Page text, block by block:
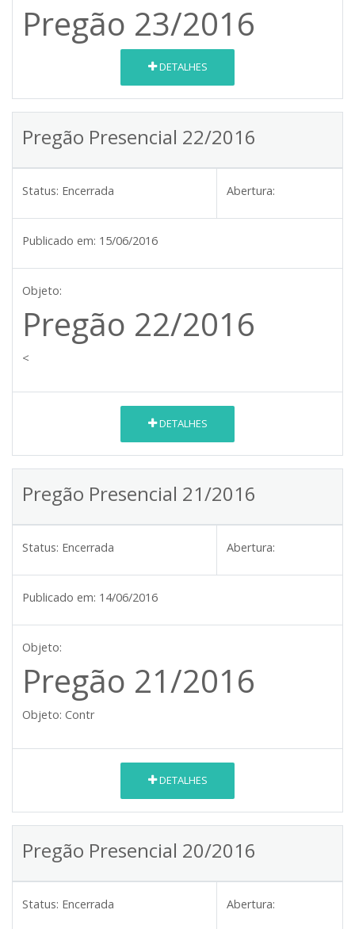
Pregão 23/2016
DETALHES
Pregão Presencial 22/2016
Status: Encerrada Abertura:
Publicado em: 15/06/2016
Objeto:
Pregão 22/2016
<
DETALHES
Pregão Presencial 21/2016
Status: Encerrada Abertura:
Publicado em: 14/06/2016
Objeto:
Pregão 21/2016
Objeto: Contr
DETALHES
Pregão Presencial 20/2016
Status: Encerrada Abertura: